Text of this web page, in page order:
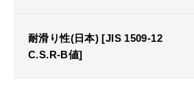
耐滑り性(日本) [JIS 1509-12
C.S.R-B値]